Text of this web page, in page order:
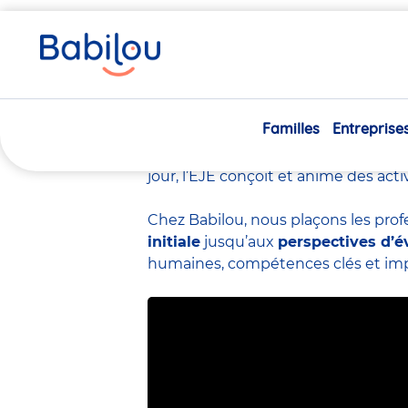
Familles
êtes
ici
L’éducateur de jeunes enfants
jour, l’EJE conçoit et anime des
Chez Babilou, nous plaçons les
initiale jusqu’aux perspectives
humaines, compétences clés et